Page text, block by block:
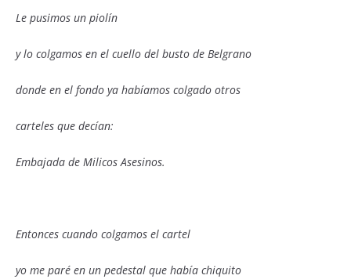
Le pusimos un piolín
y lo colgamos en el cuello del busto de Belgrano
donde en el fondo ya habíamos colgado otros
carteles que decían:
Embajada de Milicos Asesinos.
Entonces cuando colgamos el cartel
yo me paré en un pedestal que había chiquito